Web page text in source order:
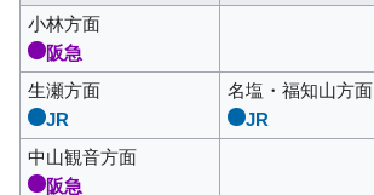
小林方面
阪急
生瀬方面
JR
名塩・福知山方面
JR
中山観音方面
阪急